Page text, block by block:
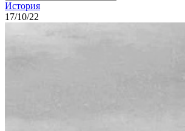
История
17/10/22